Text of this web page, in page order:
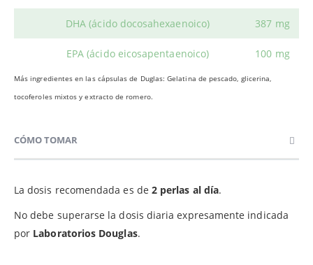
DHA (ácido docosahexaenoico) 387 mg
EPA (ácido eicosapentaenoico) 100 mg
Más ingredientes en las cápsulas de Duglas: Gelatina de pescado, glicerina,
tocoferoles mixtos y extracto de romero.
CÓMO TOMAR
La dosis recomendada es de 2 perlas al día.
No debe superarse la dosis diaria expresamente indicada
por Laboratorios Douglas.